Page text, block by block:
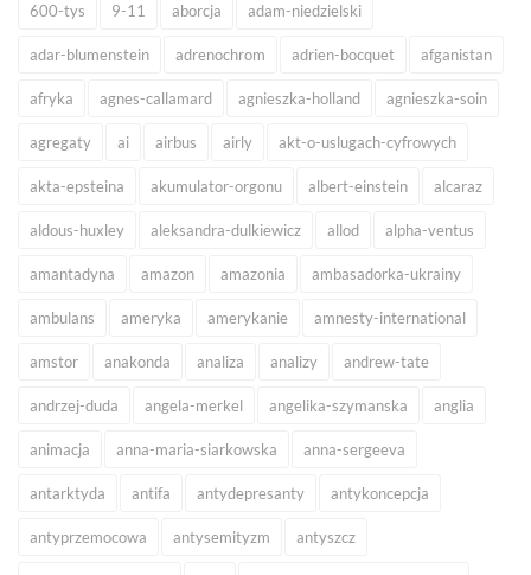
600-tys 9-11 aborcja adam-niedzielski
adar-blumenstein adrenochrom adrien-bocquet afganistan
afryka agnes-callamard agnieszka-holland agnieszka-soin
agregaty ai airbus airly akt-o-uslugach-cyfrowych
akta-epsteina akumulator-orgonu albert-einstein alcaraz
aldous-huxley aleksandra-dulkiewicz allod alpha-ventus
amantadyna amazon amazonia ambasadorka-ukrainy
ambulans ameryka amerykanie amnesty-international
amstor anakonda analiza analizy andrew-tate
andrzej-duda angela-merkel angelika-szymanska anglia
animacja anna-maria-siarkowska anna-sergeeva
antarktyda antifa antydepresanty antykoncepcja
antyprzemocowa antysemityzm antyszcz